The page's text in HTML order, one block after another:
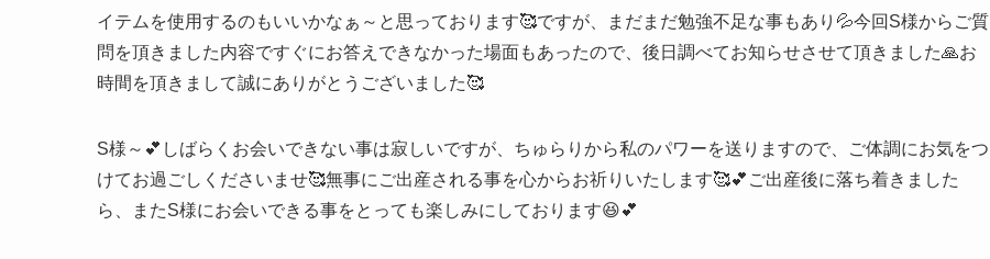
イテムを使用するのもいいかなぁ～と思っております🥰ですが、まだまだ勉強不足な事もあり💦今回S様からご質
問を頂きました内容ですぐにお答えできなかった場面もあったので、後日調べてお知らせさせて頂きました🙏お
時間を頂きまして誠にありがとうございました🥰
S様～💕しばらくお会いできない事は寂しいですが、ちゅらりから私のパワーを送りますので、ご体調にお気をつ
けてお過ごしくださいませ🥰無事にご出産される事を心からお祈りいたします🥰💕ご出産後に落ち着きました
ら、またS様にお会いできる事をとっても楽しみにしております😆💕